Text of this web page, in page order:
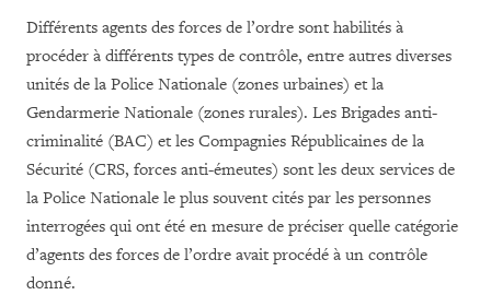
Différents agents des forces de l’ordre sont habilités à
procéder à différents types de contrôle, entre autres diverses
unités de la Police Nationale (zones urbaines) et la
Gendarmerie Nationale (zones rurales). Les Brigades anti-
criminalité (BAC) et les Compagnies Républicaines de la
Sécurité (CRS, forces anti-émeutes) sont les deux services de
la Police Nationale le plus souvent cités par les personnes
interrogées qui ont été en mesure de préciser quelle catégorie
d’agents des forces de l’ordre avait procédé à un contrôle
donné.